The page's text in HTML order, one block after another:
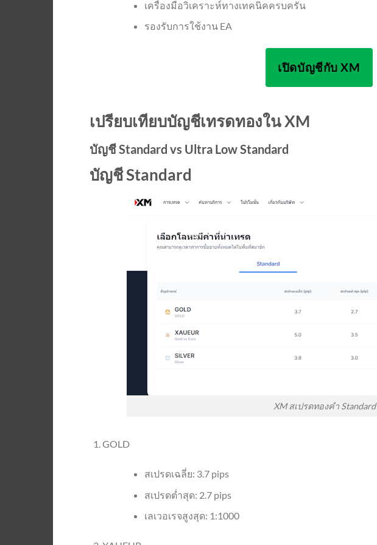
เครื่องมือวิเคราะห์ทางเทคนิคครบครัน
รองรับการใช้งาน EA
เปิดบัญชีกับ XM
เปรียบเทียบบัญชีเทรดทองใน XM
บัญชี Standard vs Ultra Low Standard
บัญชี Standard
XM สเปรดทองคำ Standard
GOLD
สเปรดเฉลี่ย: 3.7 pips
สเปรดต่ำสุด: 2.7 pips
เลเวอเรจสูงสุด: 1:1000